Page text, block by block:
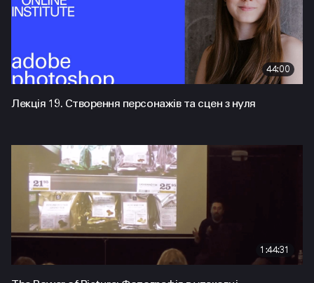
44:00
Лекція 19. Створення персонажів та сцен з нуля
1:44:31